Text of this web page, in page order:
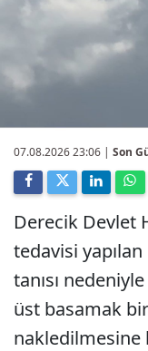
07.08.2026 23:06 | Son
Derecik Devlet
tedavisi
tanısı
üst basamak